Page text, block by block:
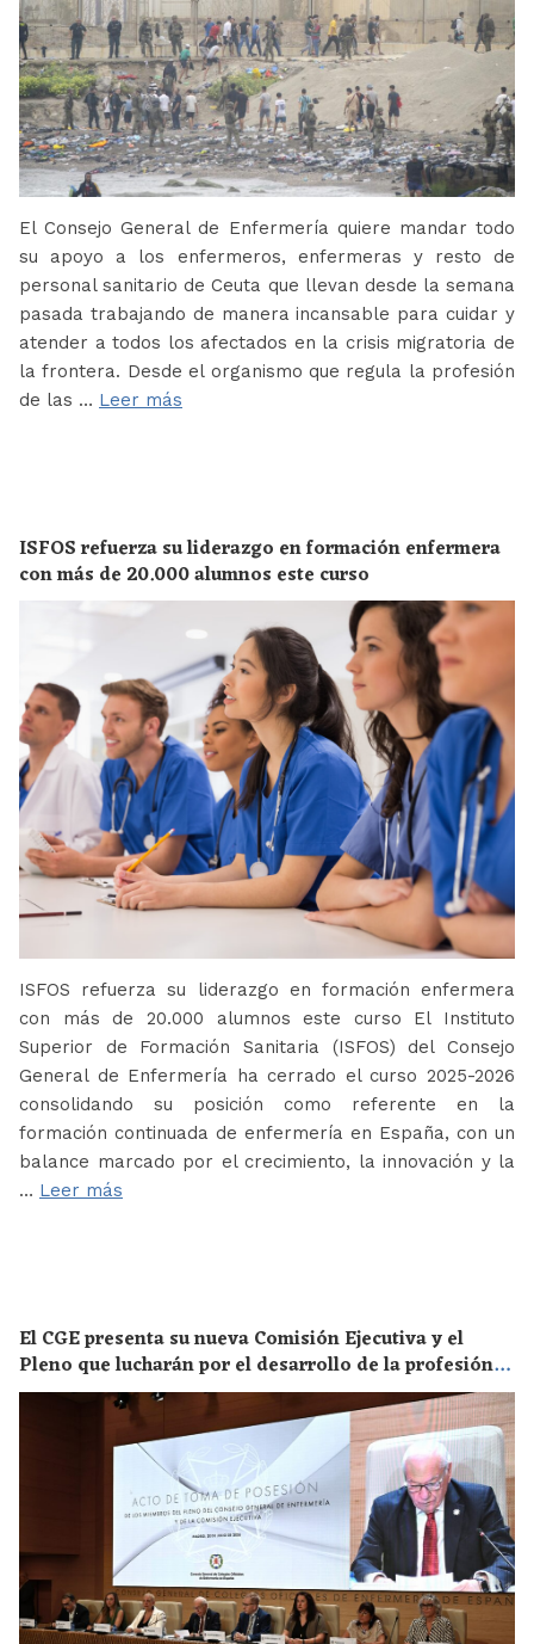
El Consejo General de Enfermería quiere mandar todo
su apoyo a los enfermeros, enfermeras y resto de
personal sanitario de Ceuta que llevan desde la semana
pasada trabajando de manera incansable para cuidar y
atender a todos los afectados en la crisis migratoria de
la frontera. Desde el organismo que regula la profesión
de las … Leer más
ISFOS refuerza su liderazgo en formación enfermera
con más de 20.000 alumnos este curso
ISFOS refuerza su liderazgo en formación enfermera
con más de 20.000 alumnos este curso El Instituto
Superior de Formación Sanitaria (ISFOS) del Consejo
General de Enfermería ha cerrado el curso 2025-2026
consolidando su posición como referente en la
formación continuada de enfermería en España, con un
balance marcado por el crecimiento, la innovación y la
… Leer más
El CGE presenta su nueva Comisión Ejecutiva y el
Pleno que lucharán por el desarrollo de la profesión
en los próximos años